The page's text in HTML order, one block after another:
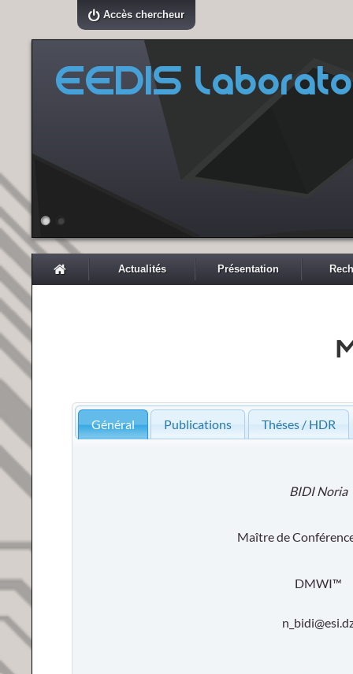
Accès chercheur
EEDIS
Actualités Présentation
Général Publications Théses / HDR
BIDI Noria
Maître de
DMWI™